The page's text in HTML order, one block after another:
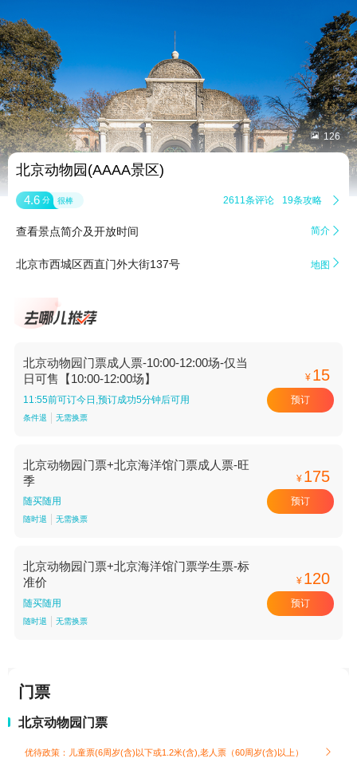
 126
北京动物园(AAAA景区)
4.6 分 很棒 2611条评论 19条攻略 
查看景点简介及开放时间 简介 
北京市西城区西直门外大街137号 地图 
北京动物园门票成人票-10:00-12:00场-仅当
日可售【10:00-12:00场】
11:55前可订今日,预订成功5分钟后可用
条件退 无需换票
¥ 15
预订
北京动物园门票+北京海洋馆门票成人票-旺
季
随买随用
随时退 无需换票
¥ 175
预订
北京动物园门票+北京海洋馆门票学生票-标
准价
随买随用
随时退 无需换票
¥ 120
预订
门票
北京动物园门票
优待政策：儿童票(6周岁(含)以下或1.2米(含),老人票（60周岁(含)以上） 
